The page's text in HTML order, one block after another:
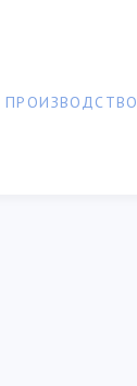
ПРОИЗВОДСТВО